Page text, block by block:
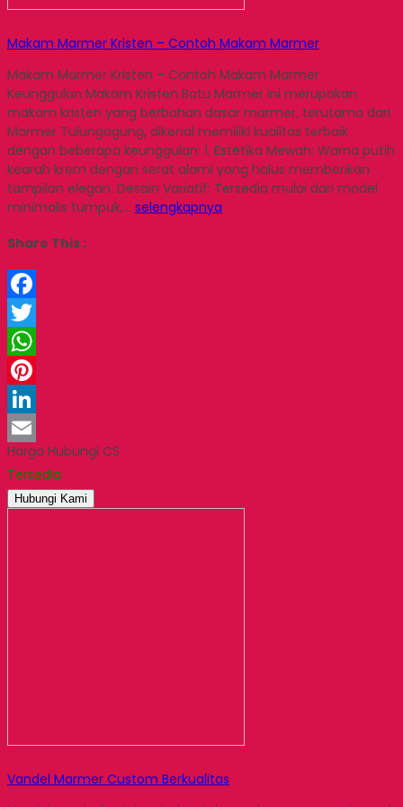
Makam Marmer Kristen – Contoh Makam Marmer
Makam Marmer Kristen – Contoh Makam Marmer
Keunggulan Makam Kristen Batu Marmer ini merupakan
makam kristen yang berbahan dasar marmer, terutama dari
Marmer Tulungagung, dikenal memiliki kualitas terbaik
dengan beberapa keunggulan: 1. Estetika Mewah: Warna putih
kearah krem dengan serat alami yang halus memberikan
tampilan elegan. Desain Variatif: Tersedia mulai dari model
minimalis tumpuk,… selengkapnya
Share This :
Facebook
Twitter
WhatsApp
Pinterest
LinkedIn
Email
Harga Hubungi CS
Tersedia
Hubungi Kami
Vandel Marmer Custom Berkualitas